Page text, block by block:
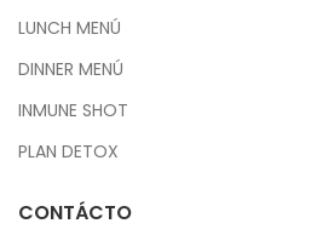
LUNCH MENÚ
DINNER MENÚ
INMUNE SHOT
PLAN DETOX
CONTÁCTO